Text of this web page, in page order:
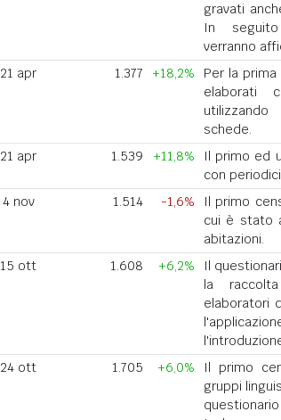
gravati
In
verranno
21 apr 1.377 +18,2%
Per la
elaborati
schede.
21 apr 1.539 +11,8%
Il primo ed
con
4 nov 1.514 -1,6%
Il primo
cui è stato
abitazioni.
15 ott 1.608 +6,2%
Il
la
elaboratori
24 ott 1.705 +6,0%
Il primo
gruppi